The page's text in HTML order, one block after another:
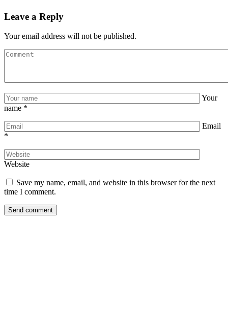
Leave a Reply
Your email address will not be published.
Your
name *
Email
*
Website
Save my name, email, and website in this browser for the next
time I comment.